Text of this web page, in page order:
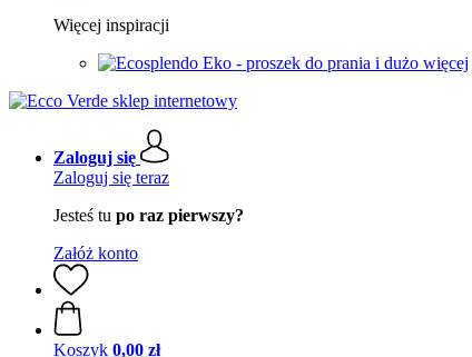
Więcej inspiracji
Eko - proszek do prania i dużo więcej
Zaloguj się
Zaloguj się teraz
Jesteś tu po raz pierwszy?
Załóż konto
Koszyk 0,00 zł